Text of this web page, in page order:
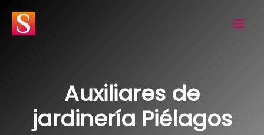
contenido
Auxiliares de
jardinería Piélagos